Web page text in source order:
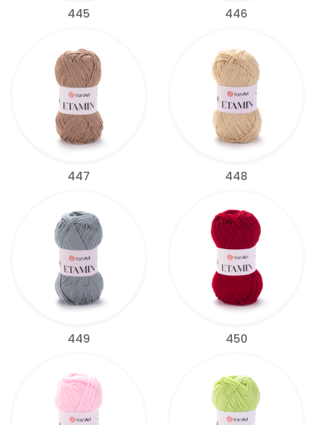
445 446
447 448
449 450